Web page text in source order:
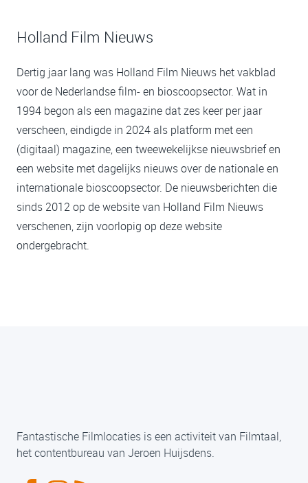
Holland Film Nieuws
Dertig jaar lang was Holland Film Nieuws het vakblad
voor de Nederlandse film- en bioscoopsector. Wat in
1994 begon als een magazine dat zes keer per jaar
verscheen, eindigde in 2024 als platform met een
(digitaal) magazine, een tweewekelijkse nieuwsbrief en
een website met dagelijks nieuws over de nationale en
internationale bioscoopsector. De nieuwsberichten die
sinds 2012 op de website van Holland Film Nieuws
verschenen, zijn voorlopig op deze website
ondergebracht.
Fantastische Filmlocaties is een activiteit van Filmtaal,
het contentbureau van Jeroen Huijsdens.